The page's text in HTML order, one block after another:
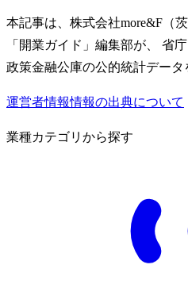
本記事は、株式会社more&F（
「開業ガイド」編集部が、 省
政策金融公庫の公的統計データ
運営者情報情報の出典について
業種カテゴリから探す